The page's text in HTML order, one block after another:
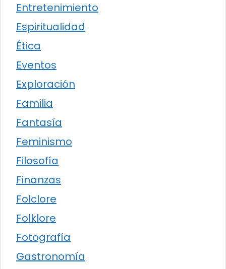
Entretenimiento
Espiritualidad
Ética
Eventos
Exploración
Familia
Fantasía
Feminismo
Filosofía
Finanzas
Folclore
Folklore
Fotografía
Gastronomía